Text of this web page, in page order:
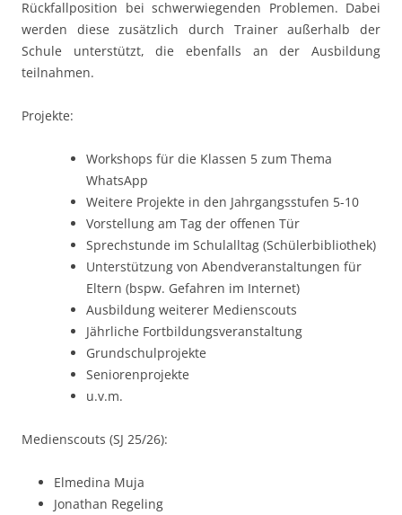
Rückfallposition bei schwerwiegenden Problemen. Dabei
werden diese zusätzlich durch Trainer außerhalb der
Schule unterstützt, die ebenfalls an der Ausbildung
teilnahmen.
Projekte:
Workshops für die Klassen 5 zum Thema
WhatsApp
Weitere Projekte in den Jahrgangsstufen 5-10
Vorstellung am Tag der offenen Tür
Sprechstunde im Schulalltag (Schülerbibliothek)
Unterstützung von Abendveranstaltungen für
Eltern (bspw. Gefahren im Internet)
Ausbildung weiterer Medienscouts
Jährliche Fortbildungsveranstaltung
Grundschulprojekte
Seniorenprojekte
u.v.m.
Medienscouts (SJ 25/26):
Elmedina Muja
Jonathan Regeling